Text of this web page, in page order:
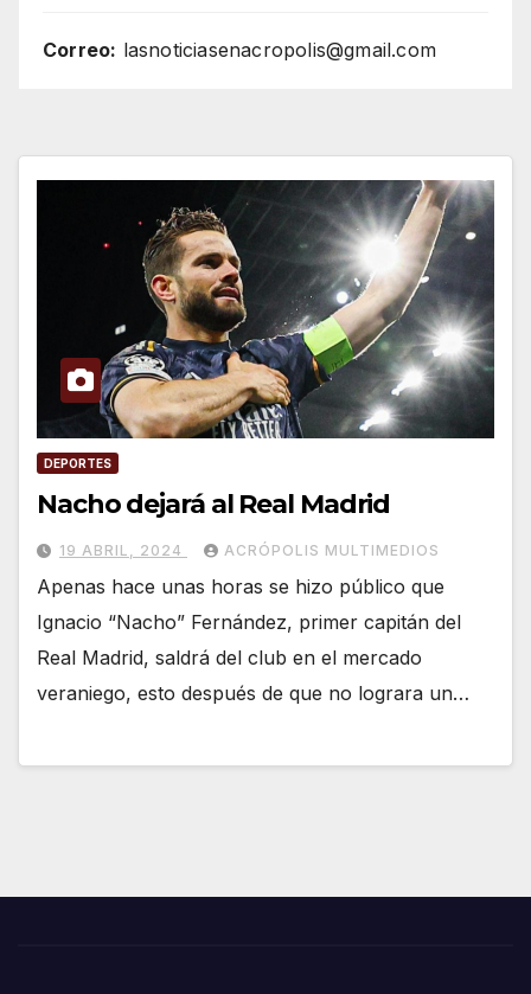
Correo: lasnoticiasenacropolis@gmail.com
DEPORTES
Nacho dejará al Real Madrid
19 ABRIL, 2024 ACRÓPOLIS MULTIMEDIOS
Apenas hace unas horas se hizo público que
Ignacio “Nacho” Fernández, primer capitán del
Real Madrid, saldrá del club en el mercado
veraniego, esto después de que no lograra un…